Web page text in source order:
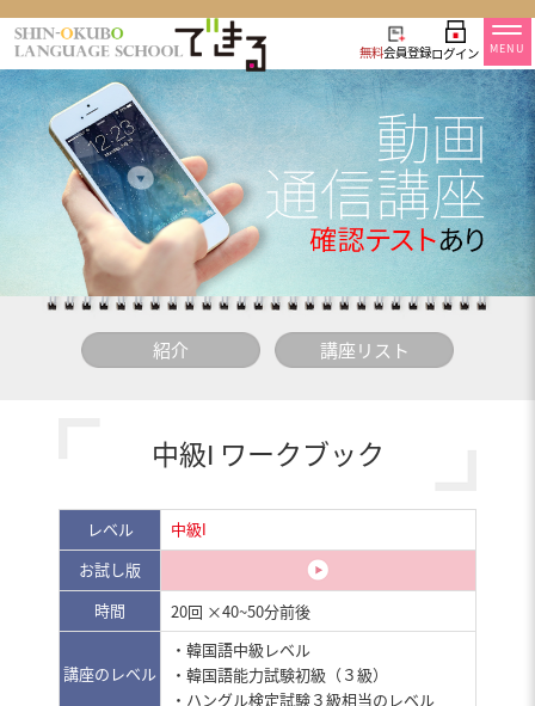
無料会員登録ログイン MENU
紹介 講座リスト
中級I ワークブック
レベル 中級
お試し版
時間
20回 ×40~50分前後
講座のレベル
・韓国語中級レベル
・韓国語能力試験初級（３級）
・ハングル検定試験３級相当のレベル